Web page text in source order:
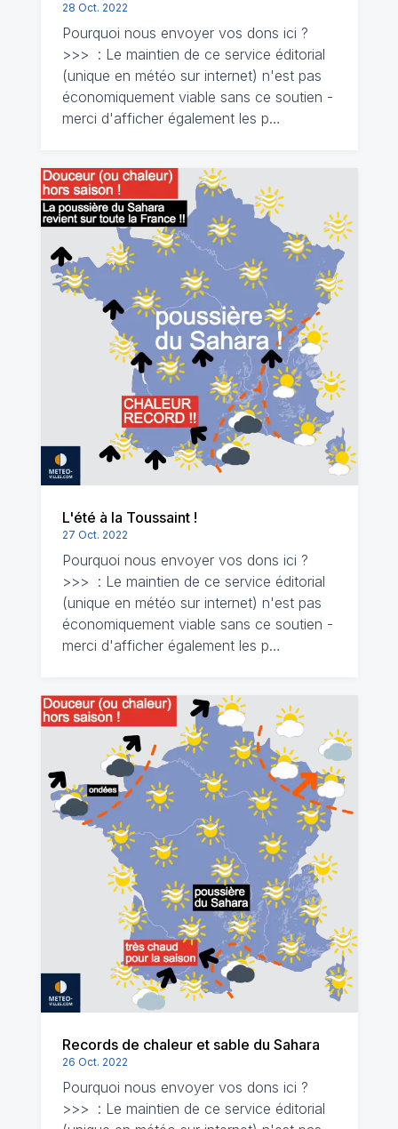
28 Oct. 2022
Pourquoi nous envoyer vos dons ici ?
>>> : Le maintien de ce service éditorial
(unique en météo sur internet) n'est pas
économiquement viable sans ce soutien -
merci d'afficher également les p…
L'été à la Toussaint !
27 Oct. 2022
Pourquoi nous envoyer vos dons ici ?
>>> : Le maintien de ce service éditorial
(unique en météo sur internet) n'est pas
économiquement viable sans ce soutien -
merci d'afficher également les p…
Records de chaleur et sable du Sahara
26 Oct. 2022
Pourquoi nous envoyer vos dons ici ?
>>> : Le maintien de ce service éditorial